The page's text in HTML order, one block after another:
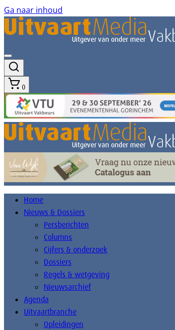
Ga naar inhoud
0
Home
Nieuws & Dossiers
Persberichten
Columns
Cijfers & onderzoek
Dossiers
Regels & wetgeving
Nieuwsarchief
Agenda
Uitvaartbranche
Opleidingen